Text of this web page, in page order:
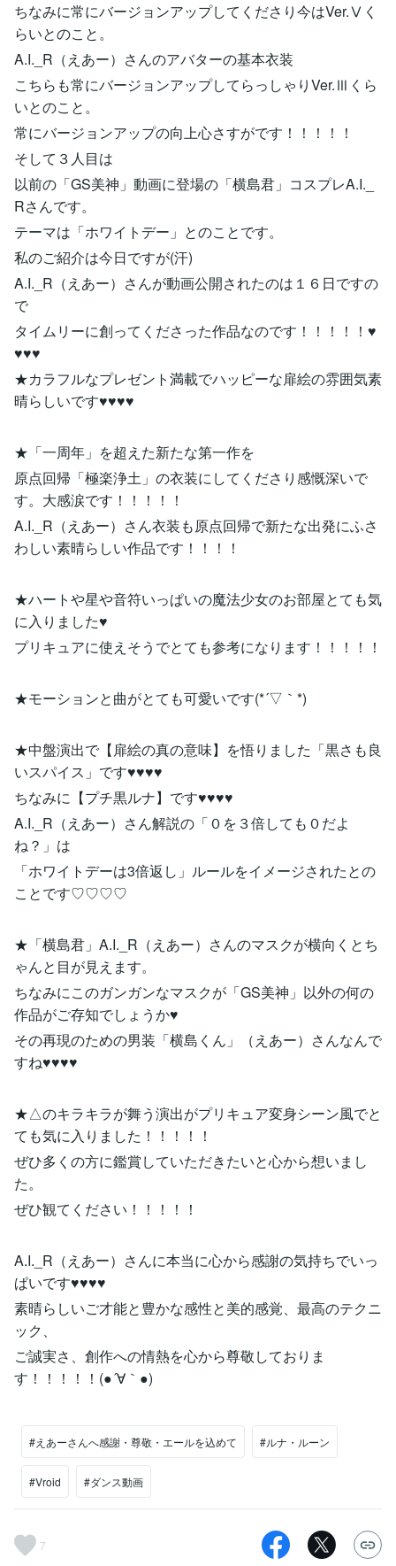
ちなみに常にバージョンアップしてくださり今はVer.Ⅴく
らいとのこと。
A.I._R（えあー）さんのアバターの基本衣装
こちらも常にバージョンアップしてらっしゃりVer.Ⅲくら
いとのこと。
常にバージョンアップの向上心さすがです！！！！！
そして３人目は
以前の「GS美神」動画に登場の「横島君」コスプレA.I._
Rさんです。
テーマは「ホワイトデー」とのことです。
私のご紹介は今日ですが(汗)
A.I._R（えあー）さんが動画公開されたのは１６日ですの
で
タイムリーに創ってくださった作品なのです！！！！！♥
♥♥♥
★カラフルなプレゼント満載でハッピーな扉絵の雰囲気素
晴らしいです♥♥♥♥
★「一周年」を超えた新たな第一作を
原点回帰「極楽浄土」の衣装にしてくださり感慨深いで
す。大感涙です！！！！！
A.I._R（えあー）さん衣装も原点回帰で新たな出発にふさ
わしい素晴らしい作品です！！！！
★ハートや星や音符いっぱいの魔法少女のお部屋とても気
に入りました♥
プリキュアに使えそうでとても参考になります！！！！！
★モーションと曲がとても可愛いです(*´▽｀*)
★中盤演出で【扉絵の真の意味】を悟りました「黒さも良
いスパイス」です♥♥♥♥
ちなみに【プチ黒ルナ】です♥♥♥♥
A.I._R（えあー）さん解説の「０を３倍しても０だよ
ね？」は
「ホワイトデーは3倍返し」ルールをイメージされたとの
ことです♡♡♡♡
★「横島君」A.I._R（えあー）さんのマスクが横向くとち
ゃんと目が見えます。
ちなみにこのガンガンなマスクが「GS美神」以外の何の
作品がご存知でしょうか♥
その再現のための男装「横島くん」（えあー）さんなんで
すね♥♥♥♥
★△のキラキラが舞う演出がプリキュア変身シーン風でと
ても気に入りました！！！！！
ぜひ多くの方に鑑賞していただきたいと心から想いまし
た。
ぜひ観てください！！！！！
A.I._R（えあー）さんに本当に心から感謝の気持ちでいっ
ぱいです♥♥♥♥
素晴らしいご才能と豊かな感性と美的感覚、最高のテクニ
ック、
ご誠実さ、創作への情熱を心から尊敬しておりま
す！！！！！(●´∀｀●)
#えあーさんへ感謝・尊敬・エールを込めて #ルナ・ルーン
#Vroid #ダンス動画
7